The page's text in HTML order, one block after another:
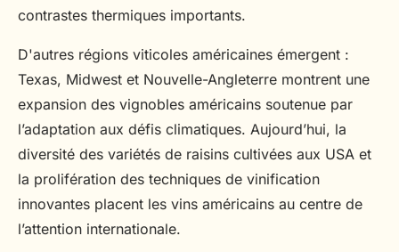
contrastes thermiques importants.
D'autres régions viticoles américaines émergent :
Texas, Midwest et Nouvelle-Angleterre montrent une
expansion des vignobles américains soutenue par
l’adaptation aux défis climatiques. Aujourd’hui, la
diversité des variétés de raisins cultivées aux USA et
la prolifération des techniques de vinification
innovantes placent les vins américains au centre de
l’attention internationale.